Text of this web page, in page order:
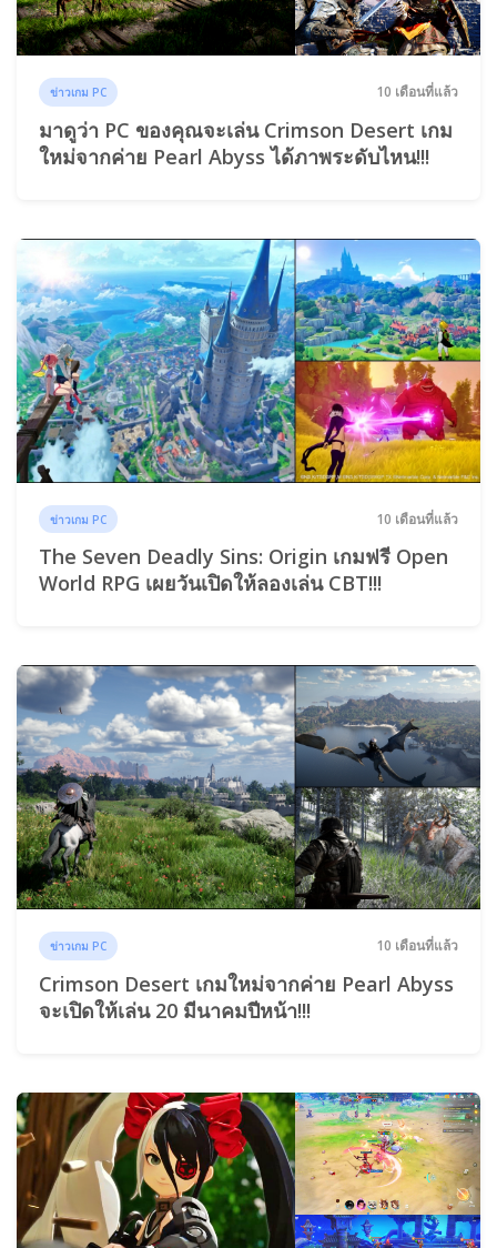
ข่าวเกม PC 10 เดือนที่แล้ว
มาดูว่า PC ของคุณจะเล่น Crimson Desert เกม
ใหม่จากค่าย Pearl Abyss ได้ภาพระดับไหน!!!
ข่าวเกม PC 10 เดือนที่แล้ว
The Seven Deadly Sins: Origin เกมฟรี Open
World RPG เผยวันเปิดให้ลองเล่น CBT!!!
ข่าวเกม PC 10 เดือนที่แล้ว
Crimson Desert เกมใหม่จากค่าย Pearl Abyss
จะเปิดให้เล่น 20 มีนาคมปีหน้า!!!